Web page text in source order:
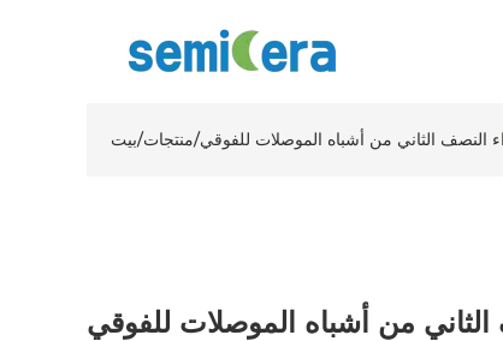
بيت/منتجات/النصف الثاني من أشباه الموصلات للفوقي
الثاني من أشباه الموصلات للفوقي